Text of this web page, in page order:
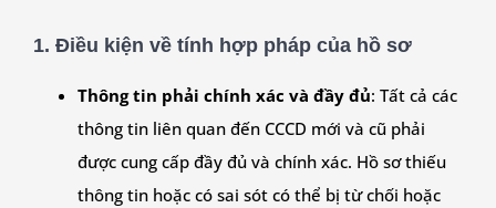
1. Điều kiện về tính hợp pháp của hồ sơ
Thông tin phải chính xác và đầy đủ: Tất cả các
thông tin liên quan đến CCCD mới và cũ phải
được cung cấp đầy đủ và chính xác. Hồ sơ thiếu
thông tin hoặc có sai sót có thể bị từ chối hoặc